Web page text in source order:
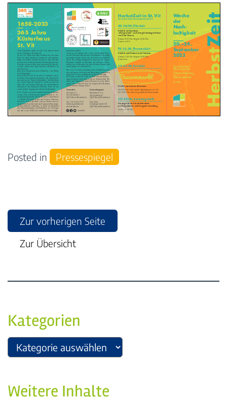
Posted in Pressespiegel
Zur vorherigen Seite
Zur Übersicht
Kategorien
Weitere Inhalte